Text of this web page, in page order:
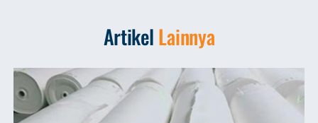
ArtikelLainnya